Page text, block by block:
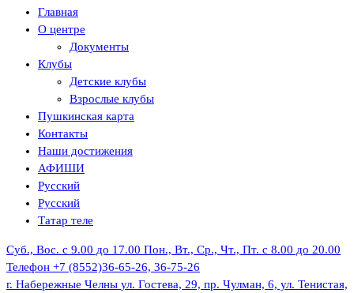
Главная
О центре
Документы
Клубы
Детские клубы
Взрослые клубы
Пушкинская карта
Контакты
Наши достижения
АФИШИ
Русский
Русский
Татар теле
Суб., Вос. с 9.00 до 17.00 Пон., Вт., Ср., Чт., Пт. с 8.00 до 20.00
Телефон +7 (8552)36-65-26, 36-75-26
г. Набережные Челны ул. Гостева, 29, пр. Чулман, 6, ул. Тенистая,